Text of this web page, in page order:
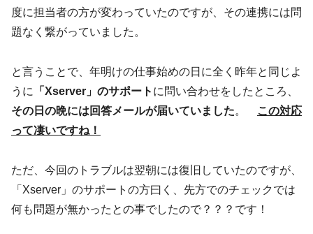
度に担当者の方が変わっていたのですが、その連携には問
題なく繋がっていました。
と言うことで、年明けの仕事始めの日に全く昨年と同じよ
うに
「Xserver」のサポート に問い合わせをしたところ、
その日の晩には回答メールが届いていました。
この対応
って凄いですね！
ただ、今回のトラブルは翌朝には復旧していたのですが、
「Xserver」のサポートの方曰く、先方でのチェックでは
何も問題が無かったとの事でしたので？？？です！